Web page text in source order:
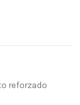
reforzado